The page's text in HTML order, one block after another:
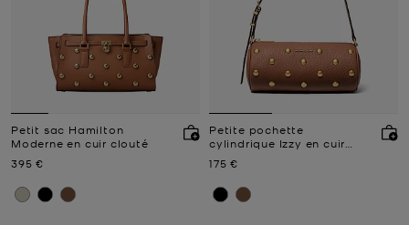
Petit sac Hamilton
Moderne en cuir clouté
Prix actuel
395 €
Petite pochette
cylindrique Izzy en cuir
Prix actuel
175 €